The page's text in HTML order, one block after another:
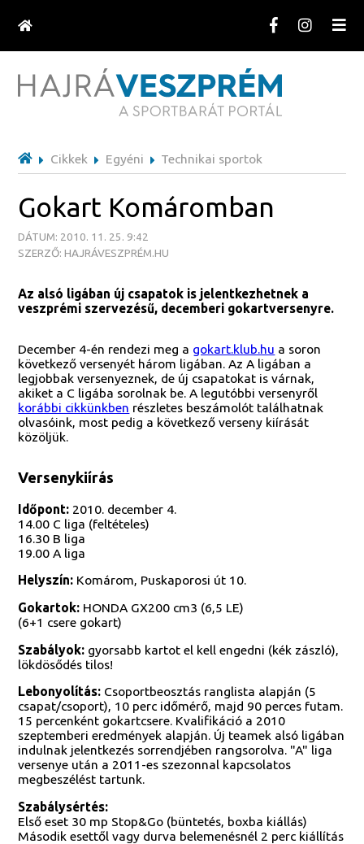
Cikkek Egyéni Technikai sportok
Gokart Komáromban
DÁTUM: 2010. 11. 25. 9:42
SZERZŐ: HAJRÁVESZPRÉM.HU
Az alsó ligában új csapatok is jelentkezhetnek a
veszprémi szervezésű, decemberi gokartversenyre.
December 4-én rendezi meg a gokart.klub.hu a soron
következő versenyét három ligában. Az A ligában a
legjobbak versenyeznek, de új csapatokat is várnak,
akiket a C ligába sorolnak be. A legutóbbi versenyről
korábbi cikkünkben részletes beszámolót találhatnak
olvasóink, most pedig a következő verseny kiírását
közöljük.
Versenykiírás
Időpont: 2010. december 4.
14.00 C liga (feltételes)
16.30 B liga
19.00 A liga
Helyszín: Komárom, Puskaporosi út 10.
Gokartok: HONDA GX200 cm3 (6,5 LE)
(6+1 csere gokart)
Szabályok: gyorsabb kartot el kell engedni (kék zászló),
lökdösődés tilos!
Lebonyolítás: Csoportbeosztás ranglista alapján (5
csapat/csoport), 10 perc időmérő, majd 90 perces futam.
15 percenként gokartcsere. Kvalifikáció a 2010
szeptemberi eredmények alapján. Új teamek alsó ligában
indulnak jelentkezés sorrendjében rangsorolva. "A" liga
versenye után a 2011-es szezonnal kapcsolatos
megbeszélést tartunk.
Szabálysértés:
Első eset 30 mp Stop&Go (büntetés, boxba kiállás)
Második esettől vagy durva belemenésnél 2 perc kiállítás